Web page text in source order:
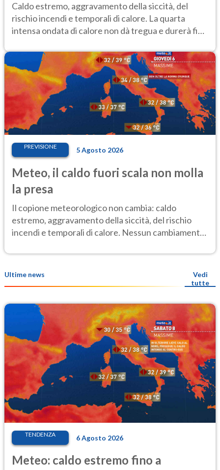
Caldo estremo, aggravamento della siccità, del
rischio incendi e temporali di calore. La quarta
intensa ondata di calore non dà tregua e durerà fino
PREVISIONE 5 Agosto 2026
Meteo, il caldo fuori scala non molla
la presa
Il copione meteorologico non cambia: caldo
estremo, aggravamento della siccità, del rischio
incendi e temporali di calore. Nessun cambiamento
Ultime news
Vedi
tutte
TENDENZA 6 Agosto 2026
Meteo: caldo estremo fino a